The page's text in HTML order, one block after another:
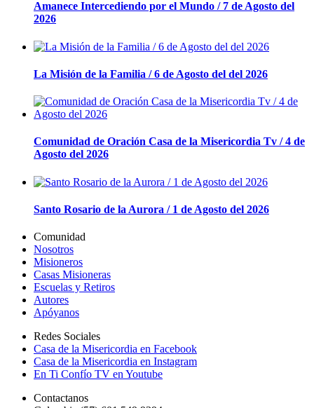
Amanece Intercediendo por el Mundo / 7 de Agosto del
2026
La Misión de la Familia / 6 de Agosto del del 2026
Comunidad de Oración Casa de la Misericordia Tv / 4 de
Agosto del 2026
Santo Rosario de la Aurora / 1 de Agosto del 2026
Comunidad
Nosotros
Misioneros
Casas Misioneras
Escuelas y Retiros
Autores
Apóyanos
Redes Sociales
Casa de la Misericordia en Facebook
Casa de la Misericordia en Instagram
En Ti Confío TV en Youtube
Contactanos